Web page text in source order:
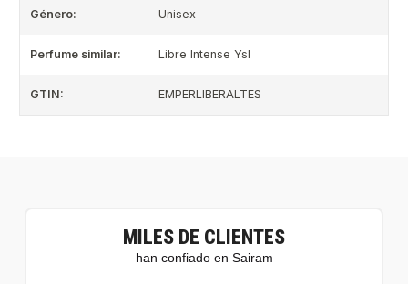
Género: Unisex
Perfume similar: Libre Intense Ysl
GTIN: EMPERLIBERALTES
MILES DE CLIENTES
han confiado en Sairam